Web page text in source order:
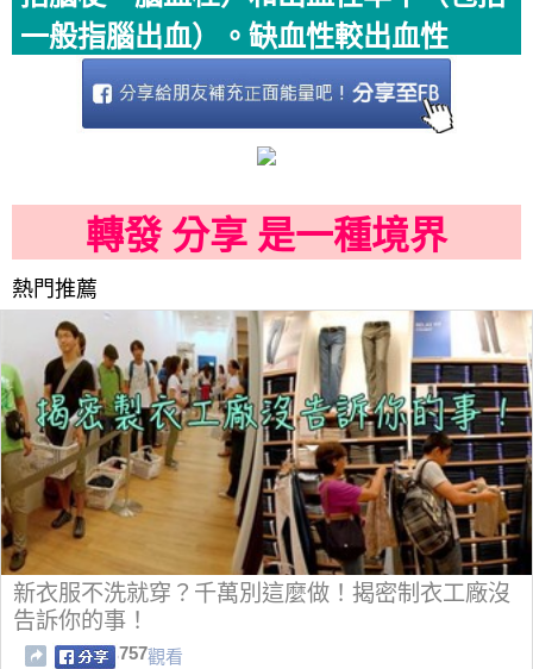
一般指腦出血）。缺血性較出血性
轉發 分享 是一種境界
熱門推薦
新衣服不洗就穿？千萬別這麼做！揭密制衣工廠沒
告訴你的事！
757觀看